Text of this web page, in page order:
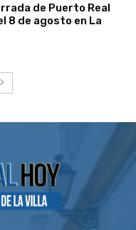
de Puerto Real
8 de agosto en La